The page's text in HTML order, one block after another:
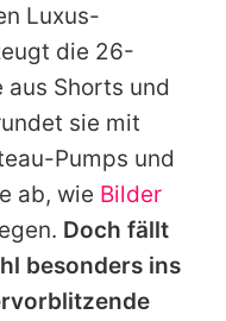
Luxus-
die 26-
aus Shorts und
sie mit
Pumps und
ab, wie Bilder
Doch fällt
besonders ins